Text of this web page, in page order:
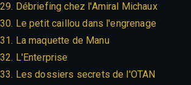
29. Débriefing chez l'Amiral Michaux
30. Le petit caillou dans l'engrenage
31. La maquette de Manu
32. L'Enterprise
33. Les dossiers secrets de l'OTAN